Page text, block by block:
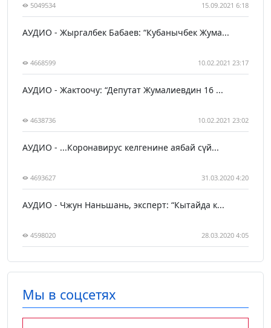
5049534 15.09.2021 6:18
АУДИО - Жыргалбек Бабаев: “Кубанычбек Жума...
4668599 10.02.2021 23:17
АУДИО - Жактоочу: “Депутат Жумалиевдин 16 ...
4638736 10.02.2021 23:02
АУДИО - ...Коронавирус келгенине аябай сүй...
4693627 31.03.2020 4:20
АУДИО - Чжун Наньшань, эксперт: “Кытайда к...
4598020 28.03.2020 4:05
Мы в соцсетях